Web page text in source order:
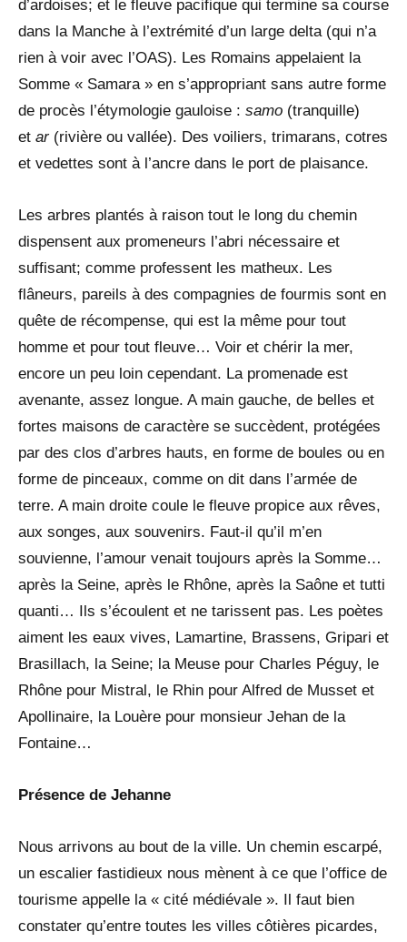
d’ardoises; et le fleuve pacifique qui termine sa course
dans la Manche à l’extrémité d’un large delta (qui n’a
rien à voir avec l’OAS). Les Romains appelaient la
Somme « Samara » en s’appropriant sans autre forme
de procès l’étymologie gauloise : samo (tranquille)
et ar(rivière ou vallée). Des voiliers, trimarans, cotres
et vedettes sont à l’ancre dans le port de plaisance.
Les arbres plantés à raison tout le long du chemin
dispensent aux promeneurs l’abri nécessaire et
suffisant; comme professent les matheux. Les
flâneurs, pareils à des compagnies de fourmis sont en
quête de récompense, qui est la même pour tout
homme et pour tout fleuve… Voir et chérir la mer,
encore un peu loin cependant. La promenade est
avenante, assez longue. A main gauche, de belles et
fortes maisons de caractère se succèdent, protégées
par des clos d’arbres hauts, en forme de boules ou en
forme de pinceaux, comme on dit dans l’armée de
terre. A main droite coule le fleuve propice aux rêves,
aux songes, aux souvenirs. Faut-il qu’il m’en
souvienne, l’amour venait toujours après la Somme…
après la Seine, après le Rhône, après la Saône et tutti
quanti… Ils s’écoulent et ne tarissent pas. Les poètes
aiment les eaux vives, Lamartine, Brassens, Gripari et
Brasillach, la Seine; la Meuse pour Charles Péguy, le
Rhône pour Mistral, le Rhin pour Alfred de Musset et
Apollinaire, la Louère pour monsieur Jehan de la
Fontaine…
Présence de Jehanne
Nous arrivons au bout de la ville. Un chemin escarpé,
un escalier fastidieux nous mènent à ce que l’office de
tourisme appelle la « cité médiévale ». Il faut bien
constater qu’entre toutes les villes côtières picardes,